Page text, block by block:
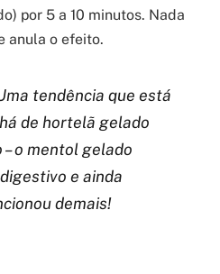
por 5 a 10 minutos. Nada
anula o efeito.
tendência que está
de hortelã gelado
o mentol gelado
e ainda
demais!